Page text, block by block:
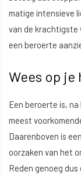
matige intensieve
van de krachtigste
een beroerte
Wees op je
Een beroerte is,
meest
Daarenboven is
oorzaken van het
Reden genoeg